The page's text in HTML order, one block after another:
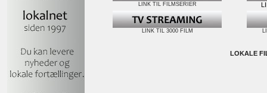
LINK TIL FILMSERIER
LINK TIL 3000 FILM
LOKALE